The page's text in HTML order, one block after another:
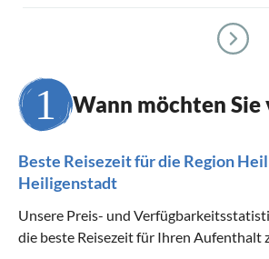
Wann möchten Sie
Beste Reisezeit für die Region
Heiligenstadt
Unsere Preis- und
die beste Reisezeit für Ihren Aufenthalt